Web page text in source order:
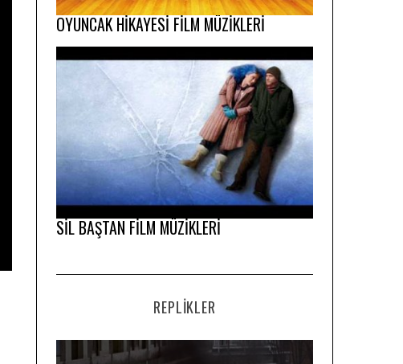
OYUNCAK HİKAYESİ FİLM MÜZİKLERİ
SİL BAŞTAN FİLM MÜZİKLERİ
REPLIKLER